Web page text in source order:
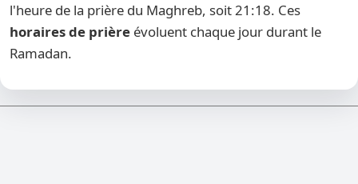
l'heure de la prière du Maghreb, soit 21:18. Ces
horaires de prière évoluent chaque jour durant le
Ramadan.